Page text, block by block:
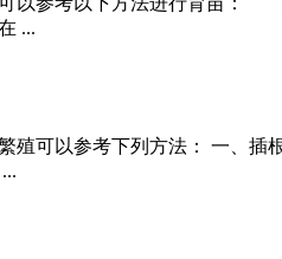
...
殖可以参考下列方法： 一、